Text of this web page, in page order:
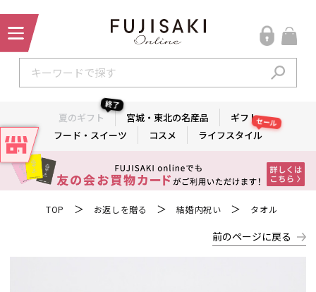
夏のギフト
終了
宮城・東北の名産品
ギフト
フード・スイーツ
コスメ ライフスタイル
セール
TOP ＞ お返しを贈る ＞ 結婚内祝い ＞ タオル
前のページに戻る